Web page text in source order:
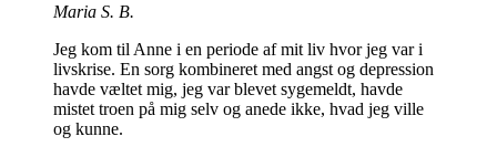
Maria S. B.
Jeg kom til Anne i en periode af mit liv hvor jeg var i
livskrise. En sorg kombineret med angst og depression
havde væltet mig, jeg var blevet sygemeldt, havde
mistet troen på mig selv og anede ikke, hvad jeg ville
og kunne.